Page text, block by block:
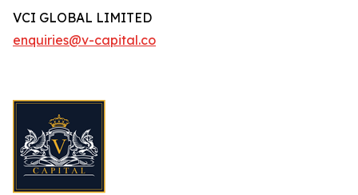
VCI GLOBAL LIMITED
enquiries@v-capital.co